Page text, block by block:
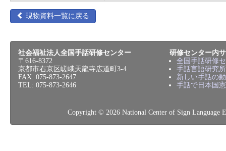
現物資料一覧に戻る
社会福祉法人全国手話研修センター
〒616-8372
京都市右京区嵯峨天龍寺広道町3-4
FAX: 075-873-2647
TEL: 075-873-2646
研修センター内
全国手話研修
手話言語研究所
新しい手話の
手話で日本国
Copyright © 2026 National Center of Sign